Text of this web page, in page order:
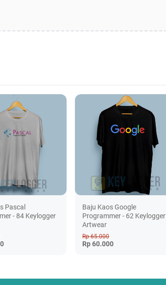
Pascal
- 84 Keylogger
Baju Kaos Google
Programmer - 62 Keylogger
Artwear
Rp 65.000
Rp 60.000